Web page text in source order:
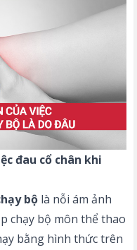
đau cổ chân khi
bộ là nỗi ám ảnh
chạy bộ môn thể thao
bằng hình thức trên